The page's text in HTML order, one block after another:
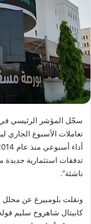
تدفقات استثمارية
ناشئة”.
ونقلت بلومبيرغ عن
كابيتال شاهروخ سليم